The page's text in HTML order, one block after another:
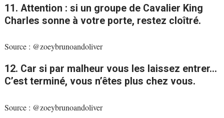
11. Attention : si un groupe de Cavalier King
Charles sonne à votre porte, restez cloîtré.
Source : @zoeybrunoandoliver
12. Car si par malheur vous les laissez entrer…
C’est terminé, vous n’êtes plus chez vous.
Source : @zoeybrunoandoliver